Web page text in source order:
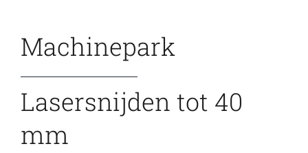
Machinepark
Lasersnijden tot 40
mm